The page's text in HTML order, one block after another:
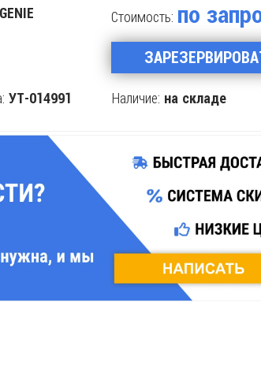
УТ-014991
Стоимость: по
Наличие: на складе